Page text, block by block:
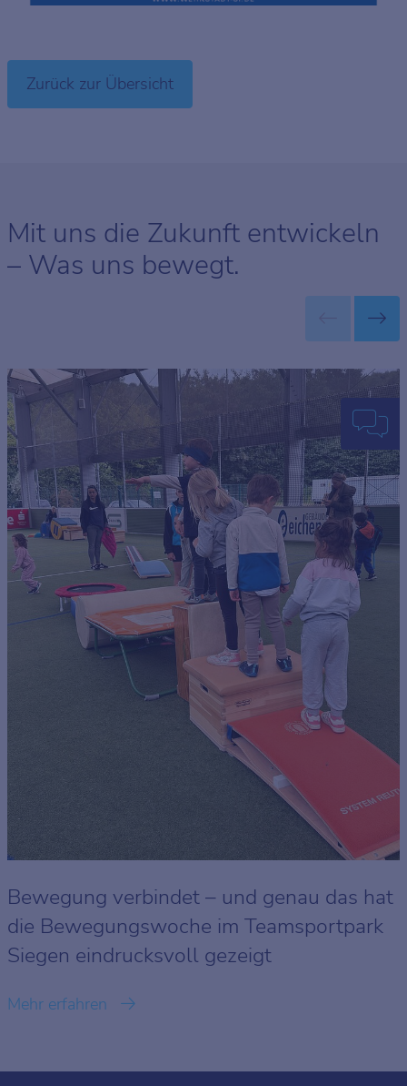
Zurück zur Übersicht
Mit uns die Zukunft entwickeln
– Was uns bewegt.
Bewegung verbindet – und genau das hat
die Bewegungswoche im Teamsportpark
Siegen eindrucksvoll gezeigt
Mehr erfahren